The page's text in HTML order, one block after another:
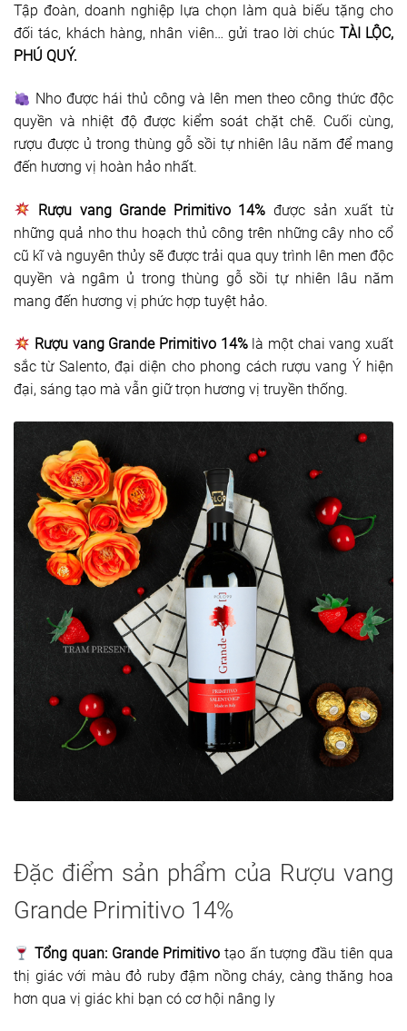
Tập đoàn, doanh nghiệp lựa chọn làm quà biếu tặng cho
đối tác, khách hàng, nhân viên… gửi trao lời chúc TÀI LỘC,
PHÚ QUÝ.
Nho được hái thủ công và lên men theo công thức độc
quyền và nhiệt độ được kiểm soát chặt chẽ. Cuối cùng,
rượu được ủ trong thùng gỗ sồi tự nhiên lâu năm để mang
đến hương vị hoàn hảo nhất.
Rượu vang Grande Primitivo 14% được sản xuất từ
những quả nho thu hoạch thủ công trên những cây nho cổ
cũ kĩ và nguyên thủy sẽ được trải qua quy trình lên men độc
quyền và ngâm ủ trong thùng gỗ sồi tự nhiên lâu năm
mang đến hương vị phức hợp tuyệt hảo.
Rượu vang Grande Primitivo 14% là một chai vang xuất
sắc từ Salento, đại diện cho phong cách rượu vang Ý hiện
đại, sáng tạo mà vẫn giữ trọn hương vị truyền thống.
Đặc điểm sản phẩm của Rượu vang
Grande Primitivo 14%
Tổng quan: Grande Primitivotạo ấn tượng đầu tiên qua
thị giác với màu đỏ ruby đậm nồng cháy, càng thăng hoa
hơn qua vị giác khi bạn có cơ hội nâng ly